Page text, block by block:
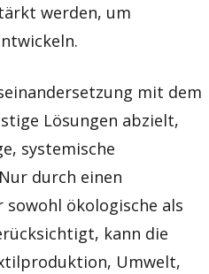
werden, um
mit dem
Lösungen abzielt,
systemische
durch einen
ökologische als
kann die
Umwelt,